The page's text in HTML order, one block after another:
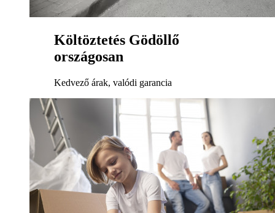
Költöztetés Gödöllő
országosan
Kedvező árak, valódi garancia